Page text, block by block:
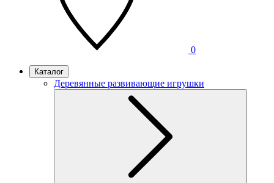
0
Каталог
Деревянные развивающие игрушки